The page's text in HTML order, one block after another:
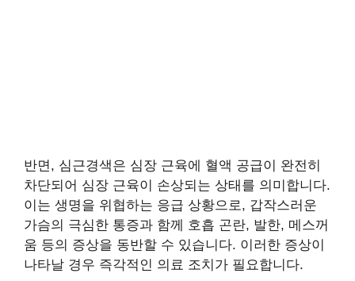
반면, 심근경색은 심장 근육에 혈액 공급이 완전히
차단되어 심장 근육이 손상되는 상태를 의미합니다.
이는 생명을 위협하는 응급 상황으로, 갑작스러운
가슴의 극심한 통증과 함께 호흡 곤란, 발한, 메스꺼
움 등의 증상을 동반할 수 있습니다. 이러한 증상이
나타날 경우 즉각적인 의료 조치가 필요합니다.